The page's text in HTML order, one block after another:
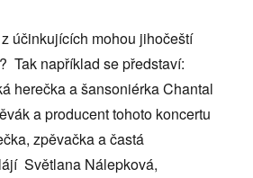
účinkujících mohou jihočeští
Tak například se představí:
herečka a šansoniérka Chantal
a producent tohoto koncertu
zpěvačka a častá
Světlana Nálepková,